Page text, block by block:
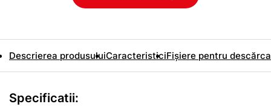
Descrierea produsuluiCaracteristiciFișiere pentru
Specificatii: